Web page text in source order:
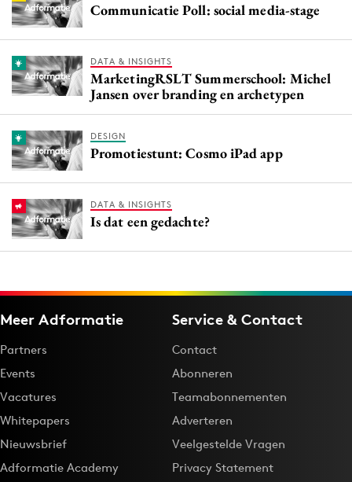
Communicatie Poll: social media-stage
DATA & INSIGHTS
MarketingRSLT Summerschool: Michel
Jansen over branding en archetypen
DESIGN
Promotiestunt: Cosmo iPad app
DATA & INSIGHTS
Is dat een gedachte?
Meer Adformatie
Partners
Events
Vacatures
Whitepapers
Nieuwsbrief
Adformatie Academy
Service & Contact
Contact
Abonneren
Teamabonnementen
Adverteren
Veelgestelde Vragen
Privacy Statement